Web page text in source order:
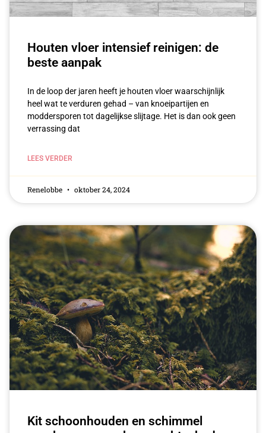
Houten vloer intensief reinigen: de
beste aanpak
In de loop der‍ jaren heeft je houten vloer waarschijnlijk
heel⁣ wat te ⁤verduren gehad – van knoeipartijen⁣ en‍
moddersporen tot dagelijkse slijtage. Het is dan ook geen
verrassing dat
LEES VERDER
Renelobbe oktober 24, 2024
Kit schoonhouden en schimmel